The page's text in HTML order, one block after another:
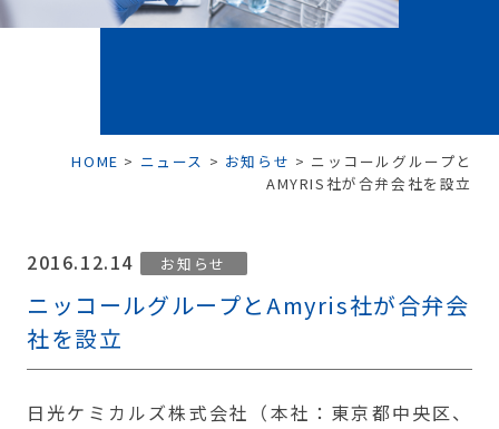
HOME > ニュース > お知らせ > ニッコールグループと
AMYRIS社が合弁会社を設立
2016.12.14 お知らせ
ニッコールグループとAmyris社が合弁会
社を設立
日光ケミカルズ株式会社（本社：東京都中央区、